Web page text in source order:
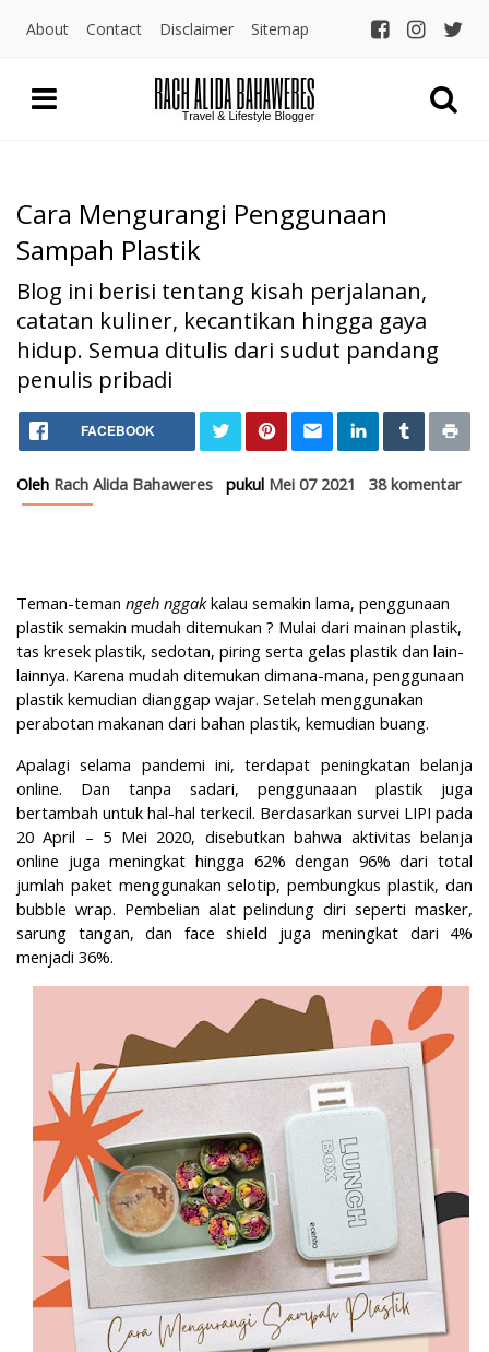
About Contact Disclaimer Sitemap
Cara Mengurangi Penggunaan
Sampah Plastik
Blog ini berisi tentang kisah perjalanan,
catatan kuliner, kecantikan hingga gaya
hidup. Semua ditulis dari sudut pandang
penulis pribadi
Home
Uncategories
Cara Mengurangi
FACEBOOK
Oleh Rach Alida Bahaweres pukul Mei 07 2021 38 komentar
Teman-teman ngeh nggakkalau semakin lama, penggunaan
plastik semakin mudah ditemukan ? Mulai dari mainan plastik,
tas kresek plastik, sedotan, piring serta gelas plastik dan lain-
lainnya. Karena mudah ditemukan dimana-mana, penggunaan
plastik kemudian dianggap wajar. Setelah menggunakan
perabotan makanan dari bahan plastik, kemudian buang.
Apalagi selama pandemi ini, terdapat peningkatan belanja
online. Dan tanpa sadari, penggunaaan plastik juga
bertambah untuk hal-hal terkecil. Berdasarkan survei LIPI pada
20 April – 5 Mei 2020, disebutkan bahwa aktivitas belanja
online juga meningkat hingga 62% dengan 96% dari total
jumlah paket menggunakan selotip, pembungkus plastik, dan
bubble wrap. Pembelian alat pelindung diri seperti masker,
sarung tangan, dan face shield juga meningkat dari 4%
menjadi 36%.